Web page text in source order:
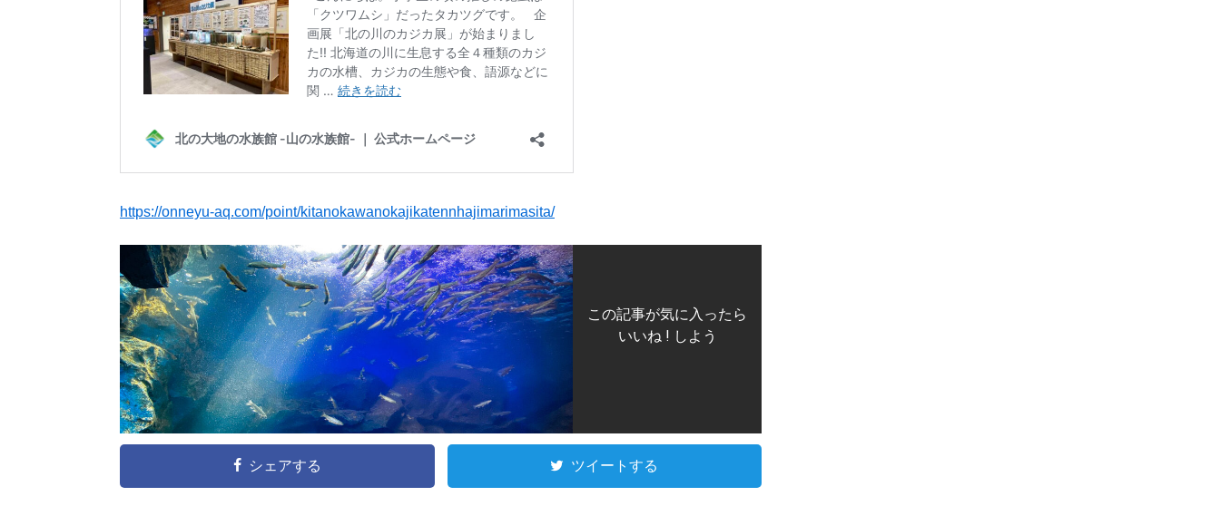
https://onneyu-aq.com/point/kitanokawanokajikatennhajimarimasita/
この記事が気に入ったら
いいね ! しよう
シェアする ツイートする